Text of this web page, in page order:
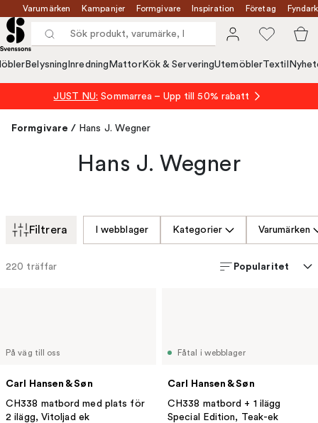
Varumärken Kampanjer Formgivare Inspiration Företag
Belysning Inredning MattorKök & ServeringUtemöblerTextil
JUST NU: Sommarrea – Upp till 50% rabatt
Formgivare / Hans J. Wegner
Hans J. Wegner
Filtrera I webblager Kategorier Varumärken
220 träffar Popularitet
På väg till oss
Carl Hansen & Søn
CH338 matbord med plats för
2 ilägg, Vitoljad ek
Fåtal i webblager
Carl Hansen & Søn
CH338 matbord + 1 ilägg
Special Edition, Teak-ek